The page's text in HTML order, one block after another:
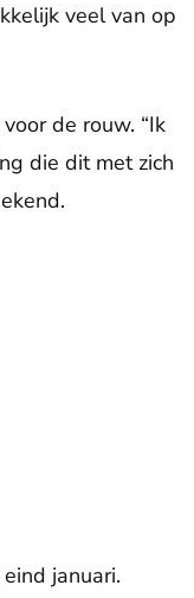
veel van op
de rouw. “Ik
die dit met zich
januari.